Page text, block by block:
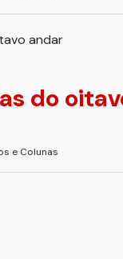
do
e Colunas